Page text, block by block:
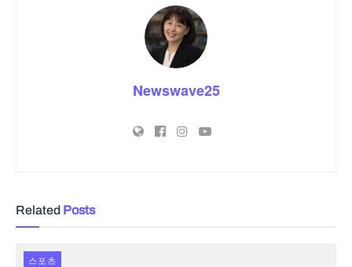
Newswave25
Related Posts
스포츠